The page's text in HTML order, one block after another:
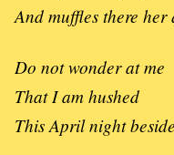
And muffles there
Do not wonder at me
That I am hushed
This April night